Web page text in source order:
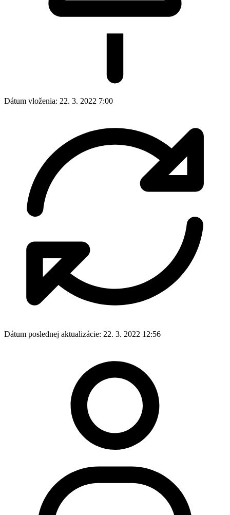
Dátum vloženia: 22. 3. 2022 7:00
Dátum poslednej aktualizácie: 22. 3. 2022 12:56